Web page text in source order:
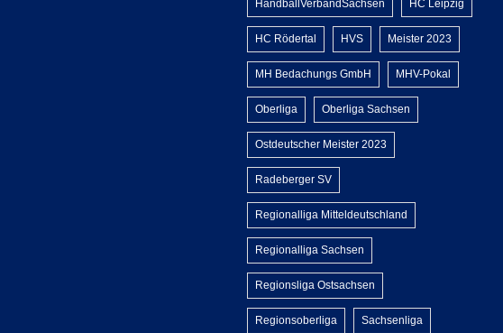
HandballVerbandSachsen HC Leipzig
HC Rödertal HVS Meister 2023
MH Bedachungs GmbH MHV-Pokal
Oberliga Oberliga Sachsen
Ostdeutscher Meister 2023
Radeberger SV
Regionalliga Mitteldeutschland
Regionalliga Sachsen
Regionsliga Ostsachsen
Regionsoberliga Sachsenliga